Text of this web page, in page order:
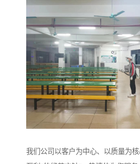
我们公司以客户为中心、以质量为